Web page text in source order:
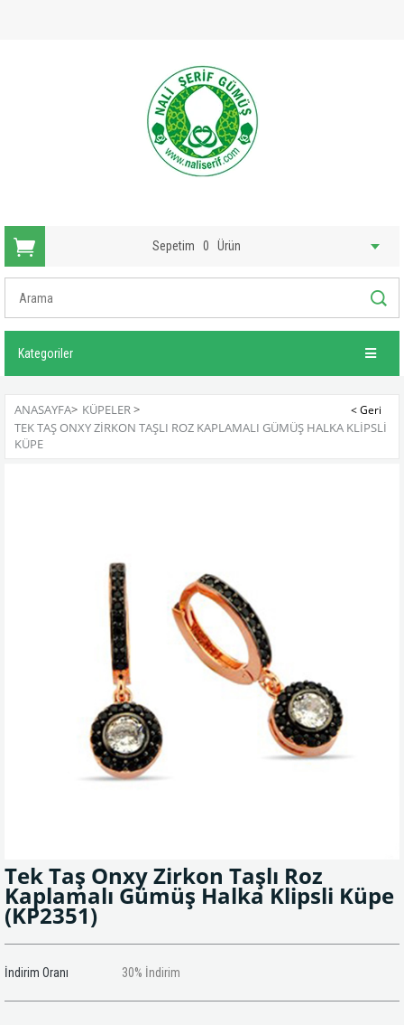
Sepetim 0 Ürün
Kategoriler
ANASAYFA> KÜPELER>
TEK TAŞ ONXY ZIRKON TAŞLI ROZ KAPLAMALI GÜMÜŞ HALKA KLIPSLI
KÜPE
Tek Taş Onxy Zirkon Taşlı Roz
Kaplamalı Gümüş Halka Klipsli Küpe
(KP2351)
İndirim Oranı %
30 İndirim